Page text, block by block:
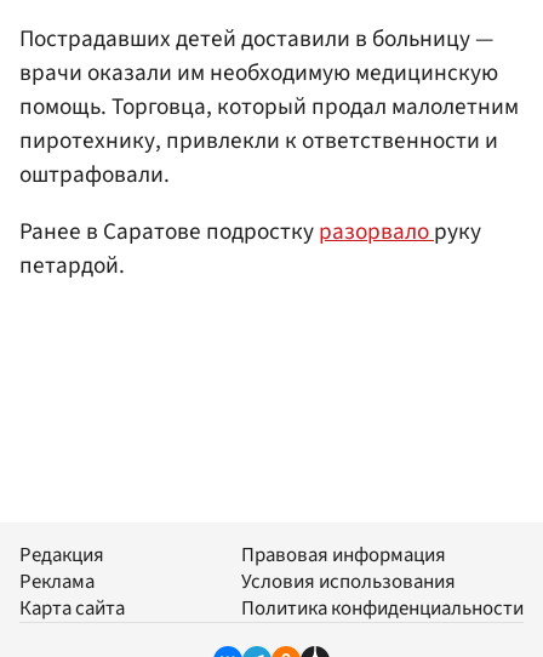
Пострадавших детей доставили в больницу —
врачи оказали им необходимую медицинскую
помощь. Торговца, который продал малолетним
пиротехнику, привлекли к ответственности и
оштрафовали.
Ранее в Саратове подросткуразорвалоруку
петардой.
Редакция
Реклама
Карта сайта
Правовая информация
Условия использования
Политика конфиденциальности